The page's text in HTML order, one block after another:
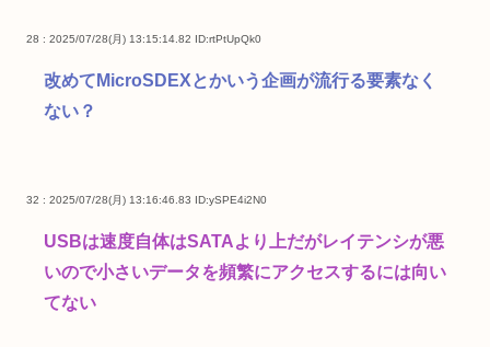
28 : 2025/07/28(月) 13:15:14.82 ID:rtPtUpQk0
改めてMicroSDEXとかいう企画が流行る要素なく
ない？
32 : 2025/07/28(月) 13:16:46.83 ID:ySPE4i2N0
USBは速度自体はSATAより上だがレイテンシが悪
いので小さいデータを頻繁にアクセスするには向い
てない